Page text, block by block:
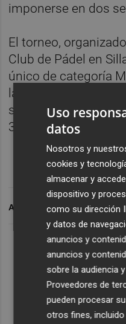
imponerse en dos
El torneo,
Club de Pádel en
único de categoría
la FEDDF y
semana a un total
300 personas desde
ARCHIVADO EN
Uso
datos
Nosotros y
cookies y
almacenar y
dispositivo y
como su dirección
y datos de
anuncios y
anuncios y
sobre la audiencia
Proveedores de
pueden procesar
otros fines,